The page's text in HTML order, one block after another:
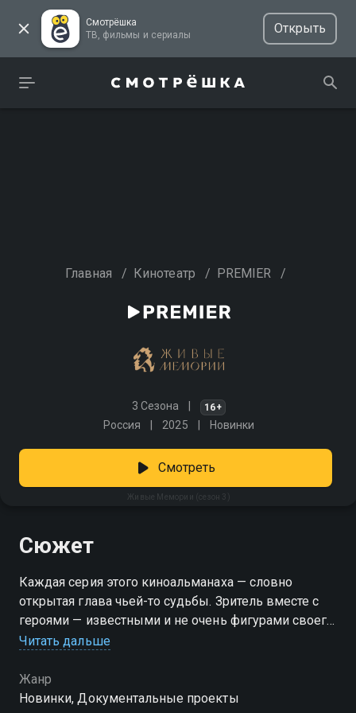
Смотрёшка
ТВ, фильмы и сериалы
Открыть
Главная / Кинотеатр / PREMIER /
3 Сезона 16+
Россия 2025 Новинки
Живые Мемории (сезон 3)
Смотреть
Сюжет
Каждая серия этого киноальманаха — словно
открытая глава чьей-то судьбы. Зритель вместе с
героями — известными и не очень фигурами своего
времени — возвращается в прошлое, погружаясь в
мемуарах. Актёры превращают документальные
строки в живое, эмоциональное исполнение, а
Читать дальше
Жанр
Новинки, Документальные проекты